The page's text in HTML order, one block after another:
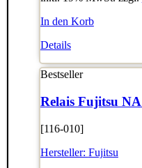
In den Korb
Details
Bestseller
Relais Fujitsu
[116-010]
Hersteller: Fujitsu